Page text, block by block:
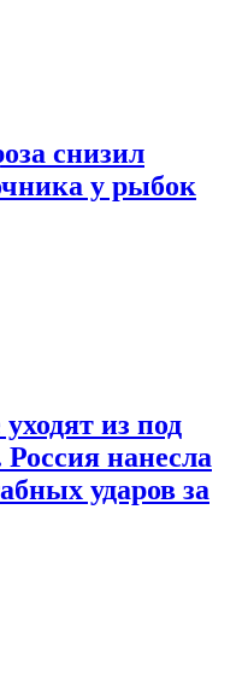
снизил
у рыбок
из под
нанесла
ударов за